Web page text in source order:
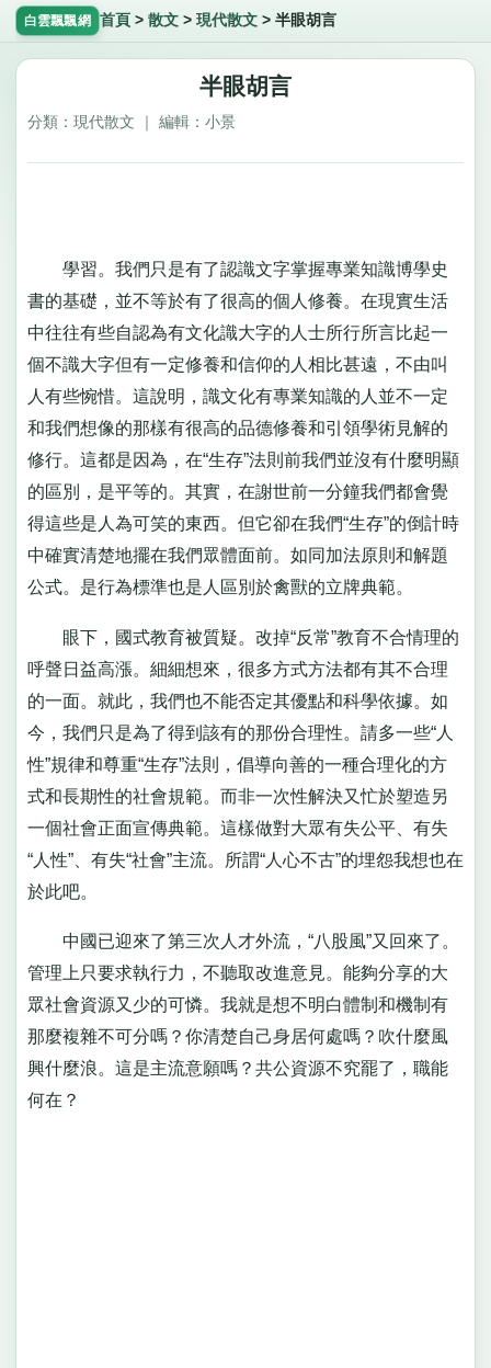
白雲飄飄網 首頁 > 散文> 現代散文> 半眼胡言
半眼胡言
分類：現代散文 ｜ 編輯：小景
學習。我們只是有了認識文字掌握專業知識博學史
書的基礎，並不等於有了很高的個人修養。在現實生活
中往往有些自認為有文化識大字的人士所行所言比起一
個不識大字但有一定修養和信仰的人相比甚遠，不由叫
人有些惋惜。這說明，識文化有專業知識的人並不一定
和我們想像的那樣有很高的品德修養和引領學術見解的
修行。這都是因為，在“生存”法則前我們並沒有什麼明顯
的區別，是平等的。其實，在謝世前一分鐘我們都會覺
得這些是人為可笑的東西。但它卻在我們“生存”的倒計時
中確實清楚地擺在我們眾體面前。如同加法原則和解題
公式。是行為標準也是人區別於禽獸的立牌典範。
眼下，國式教育被質疑。改掉“反常”教育不合情理的
呼聲日益高漲。細細想來，很多方式方法都有其不合理
的一面。就此，我們也不能否定其優點和科學依據。如
今，我們只是為了得到該有的那份合理性。請多一些“人
性”規律和尊重“生存”法則，倡導向善的一種合理化的方
式和長期性的社會規範。而非一次性解決又忙於塑造另
一個社會正面宣傳典範。這樣做對大眾有失公平、有失
“人性”、有失“社會”主流。所謂“人心不古”的埋怨我想也在
於此吧。
中國已迎來了第三次人才外流，“八股風”又回來了。
管理上只要求執行力，不聽取改進意見。能夠分享的大
眾社會資源又少的可憐。我就是想不明白體制和機制有
那麼複雜不可分嗎？你清楚自己身居何處嗎？吹什麼風
興什麼浪。這是主流意願嗎？共公資源不究罷了，職能
何在？